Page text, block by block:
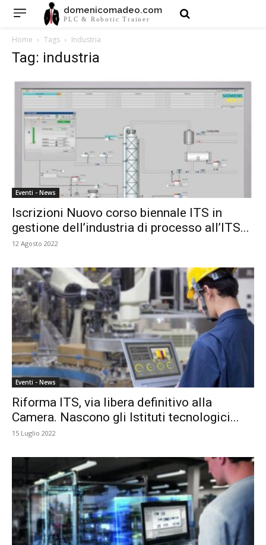
domenicomadeo.com
PLC & Robotic Trainer
Home Tags Industria
Tag: industria
Eventi - News
Iscrizioni Nuovo corso biennale ITS in
gestione dell’industria di processo all’ITS...
12 Agosto 2022
Eventi - News
Riforma ITS, via libera definitivo alla
Camera. Nascono gli Istituti tecnologici...
15 Luglio 2022